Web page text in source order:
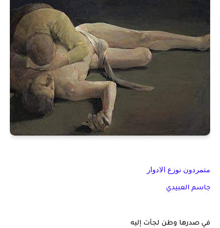
متمردون نوزع الادوار
جاسم العبيدي
في صدرها وطن لجأت إليه